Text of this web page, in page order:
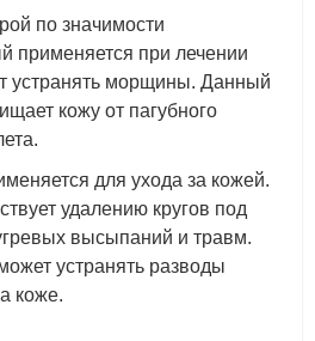
по значимости
применяется при лечении
устранять морщины. Данный
кожу от пагубного
для ухода за кожей.
удалению кругов под
высыпаний и травм.
устранять разводы
коже.